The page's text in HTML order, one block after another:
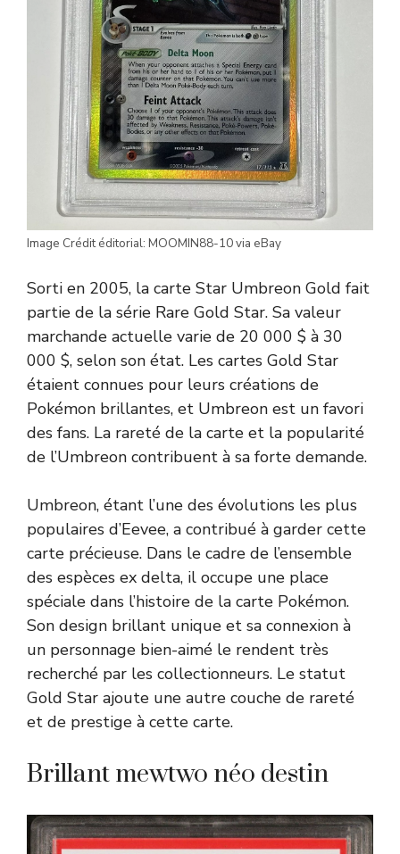
Image Crédit éditorial: MOOMIN88-10 via eBay
Sorti en 2005, la carte Star Umbreon Gold fait
partie de la série Rare Gold Star. Sa valeur
marchande actuelle varie de 20 000 $ à 30
000 $, selon son état. Les cartes Gold Star
étaient connues pour leurs créations de
Pokémon brillantes, et Umbreon est un favori
des fans. La rareté de la carte et la popularité
de l’Umbreon contribuent à sa forte demande.
Umbreon, étant l’une des évolutions les plus
populaires d’Eevee, a contribué à garder cette
carte précieuse. Dans le cadre de l’ensemble
des espèces ex delta, il occupe une place
spéciale dans l’histoire de la carte Pokémon.
Son design brillant unique et sa connexion à
un personnage bien-aimé le rendent très
recherché par les collectionneurs. Le statut
Gold Star ajoute une autre couche de rareté
et de prestige à cette carte.
Brillant mewtwo néo destin